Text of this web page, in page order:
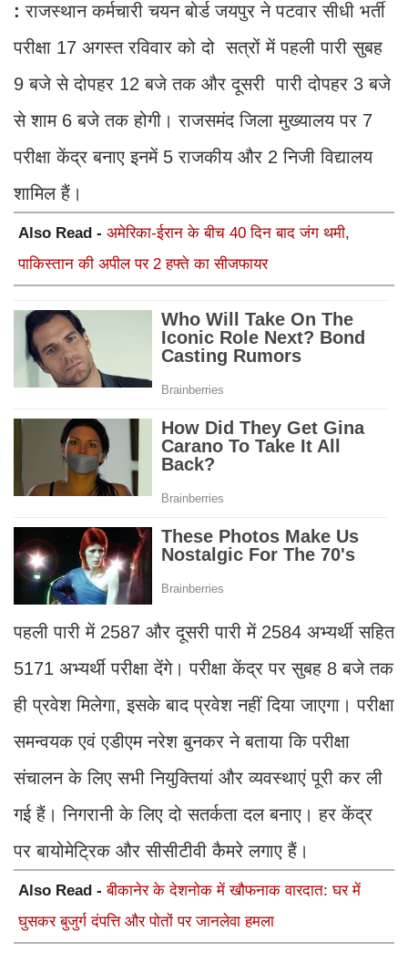
:राजस्थान कर्मचारी चयन बोर्ड जयपुर ने पटवार सीधी भर्ती
परीक्षा 17 अगस्त रविवार को दो सत्रों में पहली पारी सुबह
9 बजे से दोपहर 12 बजे तक और दूसरी पारी दोपहर 3 बजे
से शाम 6 बजे तक होगी। राजसमंद जिला मुख्यालय पर 7
परीक्षा केंद्र बनाए इनमें 5 राजकीय और 2 निजी विद्यालय
शामिल हैं।
Also Read - अमेरिका-ईरान के बीच 40 दिन बाद जंग थमी,
पाकिस्तान की अपील पर 2 हफ्ते का सीजफायर
पहली पारी में 2587 और दूसरी पारी में 2584 अभ्यर्थी सहित
5171 अभ्यर्थी परीक्षा देंगे। परीक्षा केंद्र पर सुबह 8 बजे तक
ही प्रवेश मिलेगा, इसके बाद प्रवेश नहीं दिया जाएगा। परीक्षा
समन्वयक एवं एडीएम नरेश बुनकर ने बताया कि परीक्षा
संचालन के लिए सभी नियुक्तियां और व्यवस्थाएं पूरी कर ली
गई हैं। निगरानी के लिए दो सतर्कता दल बनाए। हर केंद्र
पर बायोमेट्रिक और सीसीटीवी कैमरे लगाए हैं।
Also Read -बीकानेर के देशनोक में खौफनाक वारदात: घर में
घुसकर बुजुर्ग दंपत्ति और पोतों पर जानलेवा हमला